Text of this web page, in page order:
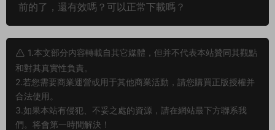
前的了，還有效嗎？可以正常下載嗎？
1.本文部分内容轉載自其它媒體，但并不代表本站贊同其觀點
和對其真實性負責。
2.若您需要商業運營或用于其他商業活動，請您購買正版授權并
合法使用。
3.如果本站有侵犯、不妥之處的資源，請在網站最下方聯系我
們。将會第一時間解決！